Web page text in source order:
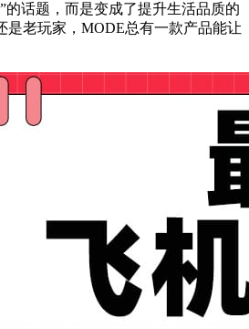
的话题，而是变成了提升生活品质的
是老玩家，MODE总有一款产品能让